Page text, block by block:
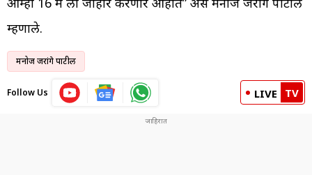
म्हणाले.
मनोज जरांगे पाटील
Follow Us LIVE TV